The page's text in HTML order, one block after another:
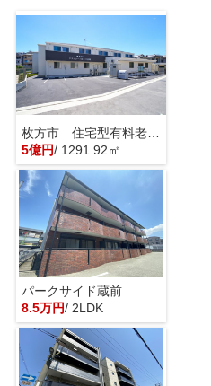
枚方市 住宅型有料老人ホーム 一棟貸し
5億円/ 1291.92㎡
パークサイド蔵前
8.5万円/ 2LDK